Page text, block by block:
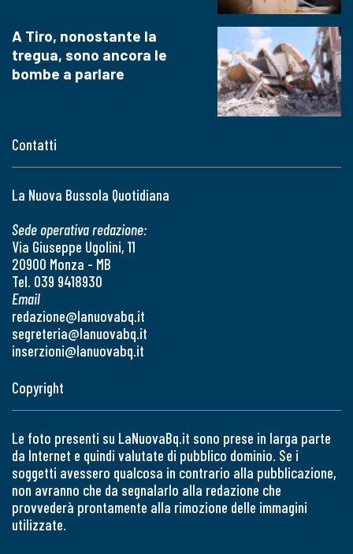
Contatti
La Nuova Bussola Quotidiana
Sede operativa redazione:
Via Giuseppe Ugolini, 11
20900 Monza - MB
Tel. 039 9418930
Email
redazione@lanuovabq.it
segreteria@lanuovabq.it
inserzioni@lanuovabq.it
A Tiro, nonostante la
tregua, sono ancora le
bombe a parlare
Copyright
Le foto presenti su LaNuovaBq.it sono prese in larga parte
da Internet e quindi valutate di pubblico dominio. Se i
soggetti avessero qualcosa in contrario alla pubblicazione,
non avranno che da segnalarlo alla redazione che
provvederà prontamente alla rimozione delle immagini
utilizzate.